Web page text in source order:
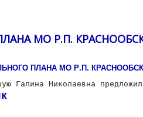
МО Р.П.
ПЛАНА МО Р.П. КРАСНООБСК
Галина Николаевна